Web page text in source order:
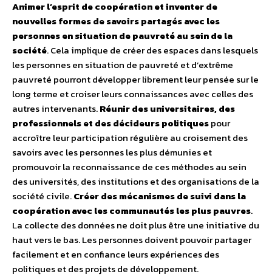
Animer l’esprit de coopération et inventer de
nouvelles formes de savoirs partagés avec les
personnes en situation de pauvreté au sein de la
société. Cela implique de créer des espaces dans lesquels
les personnes en situation de pauvreté et d’extrême
pauvreté pourront développer librement leur pensée sur le
long terme et croiser leurs connaissances avec celles des
autres intervenants.Réunir des universitaires, des
professionnels et des décideurs politiquespour
accroître leur participation régulière au croisement des
savoirs avec les personnes les plus démunies et
promouvoir la reconnaissance de ces méthodes au sein
des universités, des institutions et des organisations de la
société civile.Créer des mécanismes de suivi dans la
coopération avec les communautés les plus pauvres.
La collecte des données ne doit plus être une initiative du
haut vers le bas. Les personnes doivent pouvoir partager
facilement et en confiance leurs expériences des
politiques et des projets de développement.